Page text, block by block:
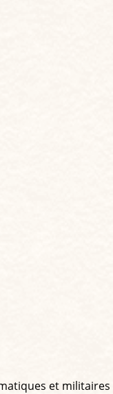
et militaires